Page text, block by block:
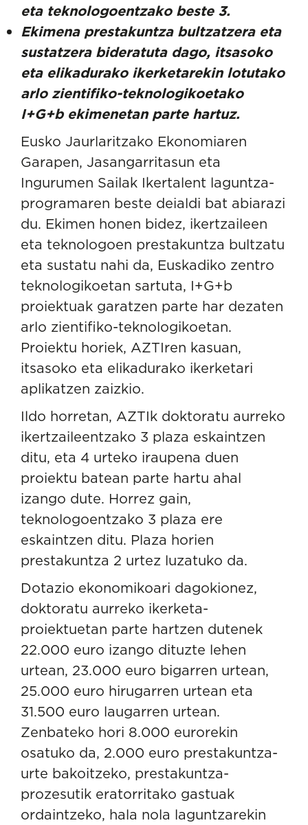
eta teknologoentzako beste 3.
Ekimena prestakuntza bultzatzera eta
sustatzera bideratuta dago, itsasoko
eta elikadurako ikerketarekin lotutako
arlo zientifiko-teknologikoetako
I+G+b ekimenetan parte hartuz.
Eusko Jaurlaritzako Ekonomiaren
Garapen, Jasangarritasun eta
Ingurumen Sailak Ikertalent laguntza-
programaren beste deialdi bat abiarazi
du. Ekimen honen bidez, ikertzaileen
eta teknologoen prestakuntza bultzatu
eta sustatu nahi da, Euskadiko zentro
teknologikoetan sartuta, I+G+b
proiektuak garatzen parte har dezaten
arlo zientifiko-teknologikoetan.
Proiektu horiek, AZTIren kasuan,
itsasoko eta elikadurako ikerketari
aplikatzen zaizkio.
Ildo horretan, AZTIk doktoratu aurreko
ikertzaileentzako 3 plaza eskaintzen
ditu, eta 4 urteko iraupena duen
proiektu batean parte hartu ahal
izango dute. Horrez gain,
teknologoentzako 3 plaza ere
eskaintzen ditu. Plaza horien
prestakuntza 2 urtez luzatuko da.
Dotazio ekonomikoari dagokionez,
doktoratu aurreko ikerketa-
proiektuetan parte hartzen dutenek
22.000 euro izango dituzte lehen
urtean, 23.000 euro bigarren urtean,
25.000 euro hirugarren urtean eta
31.500 euro laugarren urtean.
Zenbateko hori 8.000 eurorekin
osatuko da, 2.000 euro prestakuntza-
urte bakoitzeko, prestakuntza-
prozesutik eratorritako gastuak
ordaintzeko, hala nola laguntzarekin